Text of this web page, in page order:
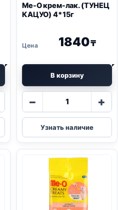
Me-O крем-лак. (ТУНЕЦ
КАЦУО) 4*15г
1840₸
В корзину
−
Количество
Me-
O
крем-
(ТУНЕЦ
КАЦУО)
4*15г
+
Узнать наличие